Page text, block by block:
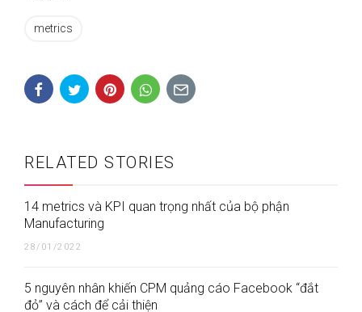
metrics
RELATED STORIES
14 metrics và KPI quan trọng nhất của bộ phận
Manufacturing
28/01/2022
5 nguyên nhân khiến CPM quảng cáo Facebook “đắt
đỏ” và cách để cải thiện